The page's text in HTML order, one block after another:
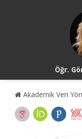
Öğr.
Akademik Veri